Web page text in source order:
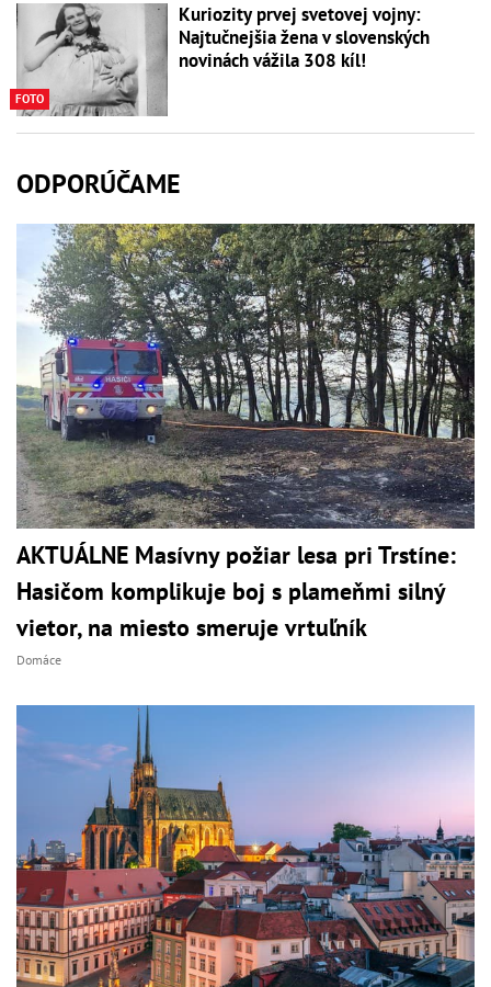
FOTO
Kuriozity prvej svetovej vojny:
Najtučnejšia žena v slovenských
novinách vážila 308 kíl!
ODPORÚČAME
AKTUÁLNE Masívny požiar lesa pri Trstíne:
Hasičom komplikuje boj s plameňmi silný
vietor, na miesto smeruje vrtuľník
Domáce